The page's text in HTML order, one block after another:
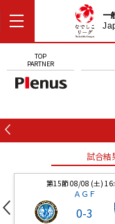
一
TOP
PARTNER
試合結
第15節 08/08 (土)
ＡＧＦ
0-3